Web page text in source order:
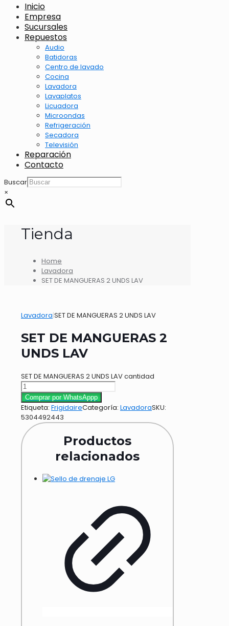
Inicio
Empresa
Sucursales
Repuestos
Audio
Batidoras
Centro de lavado
Cocina
Lavadora
Lavaplatos
Licuadora
Microondas
Refrigeración
Secadora
Televisión
Reparación
Contacto
Buscar
×
Tienda
Home
Lavadora
SET DE MANGUERAS 2 UNDS LAV
Lavadora|SET DE MANGUERAS 2 UNDS LAV
SET DE MANGUERAS 2
UNDS LAV
SET DE MANGUERAS 2 UNDS LAV cantidad
Comprar por WhatsAppp
Etiqueta: FrigidaireCategoría: LavadoraSKU:
5304492443
Productos
relacionados